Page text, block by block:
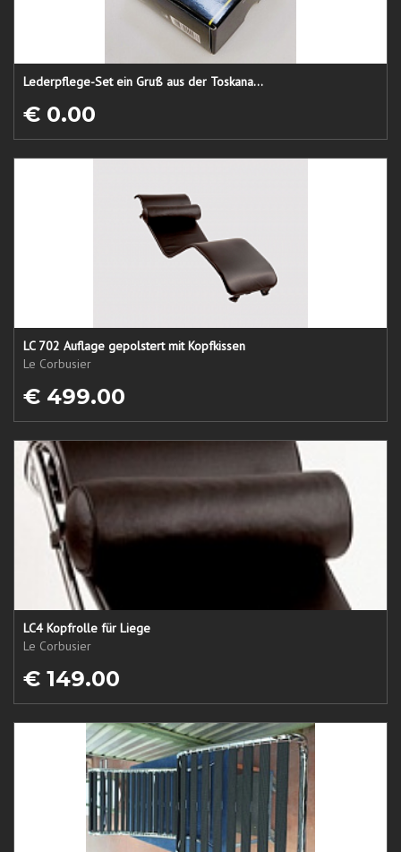
Lederpflege-Set ein Gruß aus der Toskana...
€ 0.00
LC 702 Auflage gepolstert mit Kopfkissen
Le Corbusier
€ 499.00
LC4 Kopfrolle für Liege
Le Corbusier
€ 149.00